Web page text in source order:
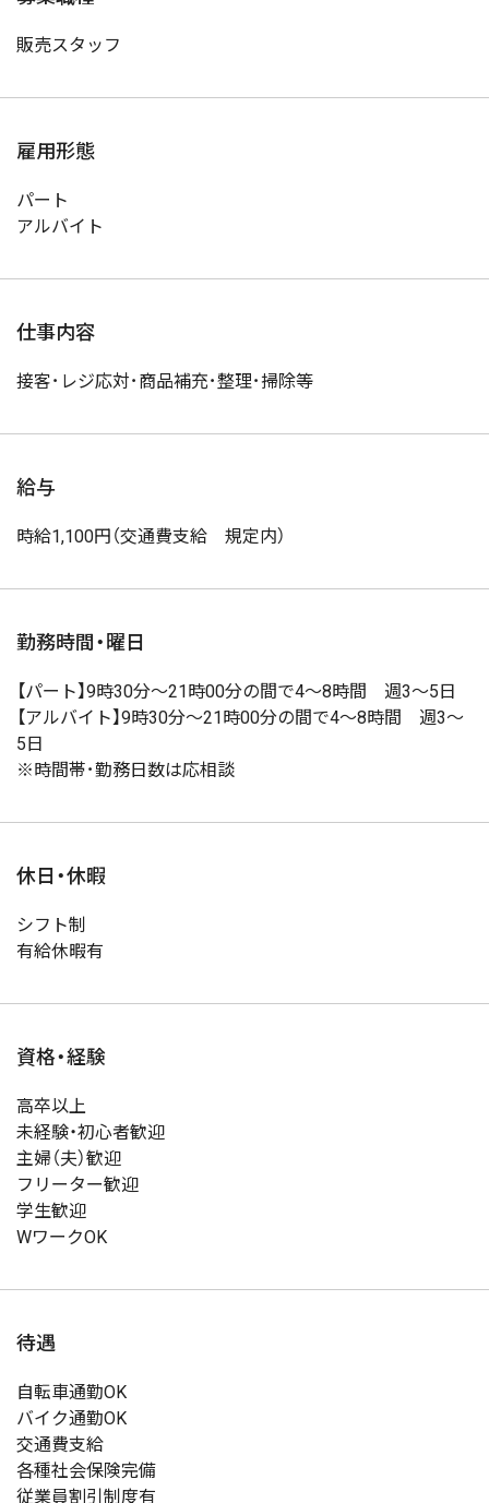
販売スタッフ
雇用形態
パート
アルバイト
仕事内容
接客･レジ応対･商品補充･整理･掃除等
給与
時給1,100円（交通費支給 規定内）
勤務時間・曜日
【パート】9時30分～21時00分の間で4～8時間 週3～5日
【アルバイト】9時30分～21時00分の間で4～8時間 週3～
5日
※時間帯･勤務日数は応相談
休日・休暇
シフト制
有給休暇有
資格・経験
高卒以上
未経験・初心者歓迎
主婦（夫）歓迎
フリーター歓迎
学生歓迎
WワークOK
待遇
自転車通勤OK
バイク通勤OK
交通費支給
各種社会保険完備
従業員割引制度有